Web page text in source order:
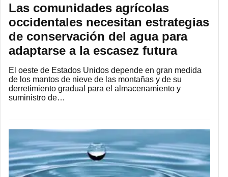
Las comunidades agrícolas
occidentales necesitan estrategias
de conservación del agua para
adaptarse a la escasez futura
El oeste de Estados Unidos depende en gran medida
de los mantos de nieve de las montañas y de su
derretimiento gradual para el almacenamiento y
suministro de…